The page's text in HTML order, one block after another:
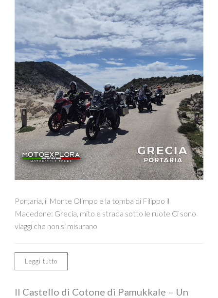
Portaria, il Monte Olimpo e la tomba di Filippo il
Macedone: Grecia, mito e strada sotto le ruote Ci sono
viaggi che non si misurano
Leggi tutto
Il Castello di Cotone di Pamukkale – Un